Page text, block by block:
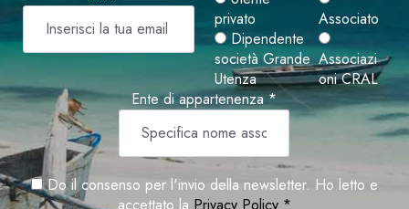
privato
Associato
Dipendente
società Grande
Utenza
Associazi
oni CRAL
Ente di appartenenza *
Do il consenso per l'invio della newsletter. Ho letto e
accettato la Privacy Policy *